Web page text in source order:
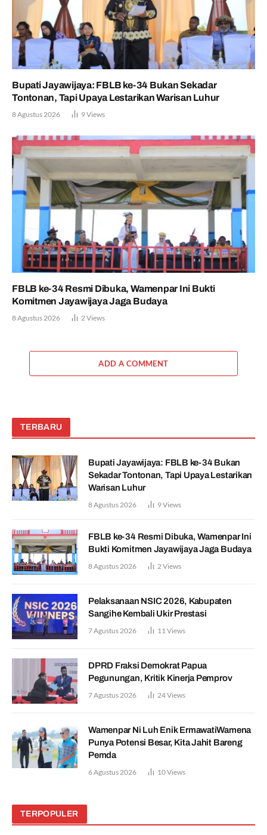
Bupati Jayawijaya: FBLB ke-34 Bukan Sekadar
Tontonan, Tapi Upaya Lestarikan Warisan Luhur
8 Agustus 2026 9Views
FBLB ke-34 Resmi Dibuka, Wamenpar Ini Bukti
Komitmen Jayawijaya Jaga Budaya
8 Agustus 2026 2 Views
ADD A COMMENT
TERBARU
Bupati Jayawijaya: FBLB ke-34 Bukan
Sekadar Tontonan, Tapi Upaya Lestarikan
Warisan Luhur
8 Agustus 2026 9Views
FBLB ke-34 Resmi Dibuka, Wamenpar Ini
Bukti Komitmen Jayawijaya Jaga Budaya
8 Agustus 2026 2 Views
Pelaksanaan NSIC 2026, Kabupaten
Sangihe Kembali Ukir Prestasi
7 Agustus 2026 11 Views
DPRD Fraksi Demokrat Papua
Pegunungan, Kritik Kinerja Pemprov
7 Agustus 2026 24Views
Wamenpar Ni Luh Enik ErmawatiWamena
Punya Potensi Besar, Kita Jahit Bareng
Pemda
6 Agustus 2026 10Views
TERPOPULER